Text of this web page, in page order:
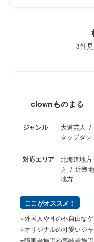
3件
clownものまる
ジャンル 大道芸人
タップダン
対応エリア 北海道地方
方
近畿
地方
ここがオススメ！
⭐️外国人や耳の不自由な
⭐️オリジナルの可愛いジ
⭐️障害者施設や高齢者施